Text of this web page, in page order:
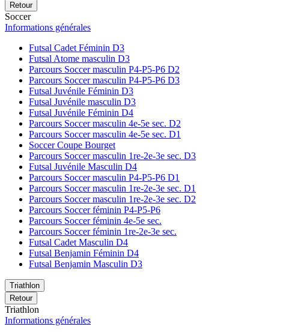
Retour
Soccer
Informations générales
Futsal Cadet Féminin D3
Futsal Atome masculin D3
Parcours Soccer masculin P4-P5-P6 D2
Parcours Soccer masculin P4-P5-P6 D3
Futsal Juvénile Féminin D3
Futsal Juvénile masculin D3
Futsal Juvénile Féminin D4
Parcours Soccer masculin 4e-5e sec. D2
Parcours Soccer masculin 4e-5e sec. D1
Soccer Coupe Bourget
Parcours Soccer masculin 1re-2e-3e sec. D3
Futsal Juvénile Masculin D4
Parcours Soccer masculin P4-P5-P6 D1
Parcours Soccer masculin 1re-2e-3e sec. D1
Parcours Soccer masculin 1re-2e-3e sec. D2
Parcours Soccer féminin P4-P5-P6
Parcours Soccer féminin 4e-5e sec.
Parcours Soccer féminin 1re-2e-3e sec.
Futsal Cadet Masculin D4
Futsal Benjamin Féminin D4
Futsal Benjamin Masculin D3
Triathlon
Retour
Triathlon
Informations générales